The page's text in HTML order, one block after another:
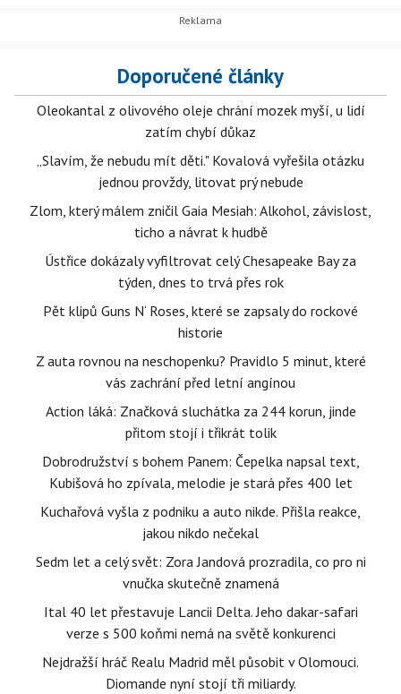
Doporučené články
Oleokantal z olivového oleje chrání mozek myší, u lidí
zatím chybí důkaz
„Slavím, že nebudu mít děti." Kovalová vyřešila otázku
jednou provždy, litovat prý nebude
Zlom, který málem zničil Gaia Mesiah: Alkohol, závislost,
ticho a návrat k hudbě
Ústřice dokázaly vyfiltrovat celý Chesapeake Bay za
týden, dnes to trvá přes rok
Pět klipů Guns N‘ Roses, které se zapsaly do rockové
historie
Z auta rovnou na neschopenku? Pravidlo 5 minut, které
vás zachrání před letní angínou
Action láká: Značková sluchátka za 244 korun, jinde
přitom stojí i třikrát tolik
Dobrodružství s bohem Panem: Čepelka napsal text,
Kubišová ho zpívala, melodie je stará přes 400 let
Kuchařová vyšla z podniku a auto nikde. Přišla reakce,
jakou nikdo nečekal
Sedm let a celý svět: Zora Jandová prozradila, co pro ni
vnučka skutečně znamená
Ital 40 let přestavuje Lancii Delta. Jeho dakar-safari
verze s 500 koňmi nemá na světě konkurenci
Nejdražší hráč Realu Madrid měl působit v Olomouci.
Diomande nyní stojí tři miliardy.